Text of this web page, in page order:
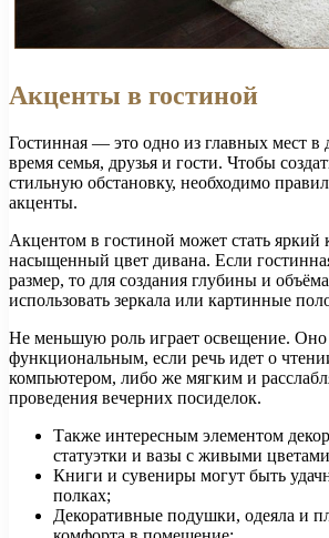
Акценты в гостиной
Гостинная — это одно из главных мест в
время семья, друзья и гости. Чтобы
стильную обстановку, необходимо
акценты.
Акцентом в гостиной может стать яркий
насыщенный цвет дивана. Если
размер, то для создания глубины и
использовать зеркала или картинные
Не меньшую роль играет освещение.
функциональным, если речь идет о
компьютером, либо же мягким и
проведения вечерних посиделок.
Также интересным элементом
статуэтки и вазы с живыми
Книги и сувениры могут быть
полках;
Декоративные подушки, одеяла и